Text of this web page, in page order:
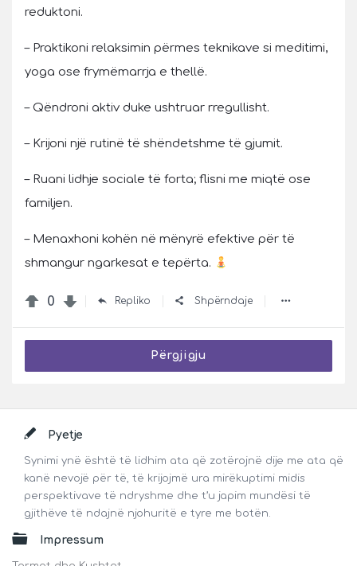
reduktoni.
– Praktikoni relaksimin përmes teknikave si meditimi,
yoga ose frymëmarrja e thellë.
– Qëndroni aktiv duke ushtruar rregullisht.
– Krijoni një rutinë të shëndetshme të gjumit.
– Ruani lidhje sociale të forta; flisni me miqtë ose
familjen.
– Menaxhoni kohën në mënyrë efektive për të
shmangur ngarkesat e tepërta.
0 Repliko Shpërndaje
Përgjigju
FooterPyetje
Synimi ynë është të lidhim ata që zotërojnë dije me ata që
kanë nevojë për të, të krijojmë ura mirëkuptimi midis
perspektivave të ndryshme dhe t’u japim mundësi të
gjithëve të ndajnë njohuritë e tyre me botën.
Impressum